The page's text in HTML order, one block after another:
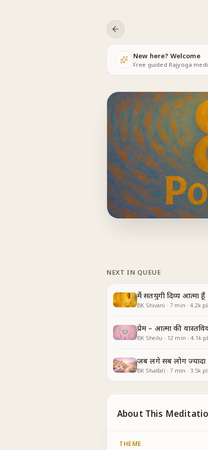
New here? Welcome
Free guided Rajyoga
NEXT IN QUEUE
मैं सतयुगी दिव्य आत्मा हूँ
BK Shivani · 7 min ·4.2k
प्रेम – आत्मा की
BK Sheilu · 12 min ·4.1k
जब लगे सब लोग
BK Shaifali · 7 min · 3.5k
About This
THEME